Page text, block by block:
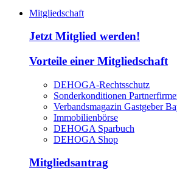
Mitgliedschaft
Jetzt Mitglied werden!
Vorteile einer Mitgliedschaft
DEHOGA-Rechtsschutz
Sonderkonditionen
Verbandsmagazin Gastgeber
Immobilienbörse
DEHOGA Sparbuch
DEHOGA Shop
Mitgliedsantrag